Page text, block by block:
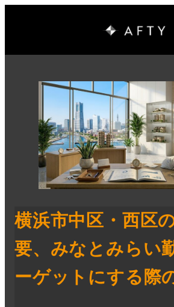
横浜市中区・西区
要、みなとみらい
ーゲットにする際